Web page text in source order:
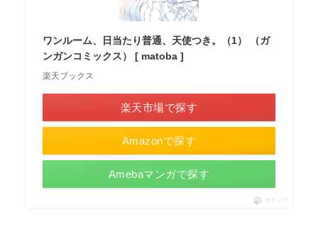
ワンルーム、日当たり普通、天使つき。（1） （ガ
ンガンコミックス） [ matoba ]
楽天ブックス
楽天市場で探す
Amazonで探す
Amebaマンガで探す
ポチップ